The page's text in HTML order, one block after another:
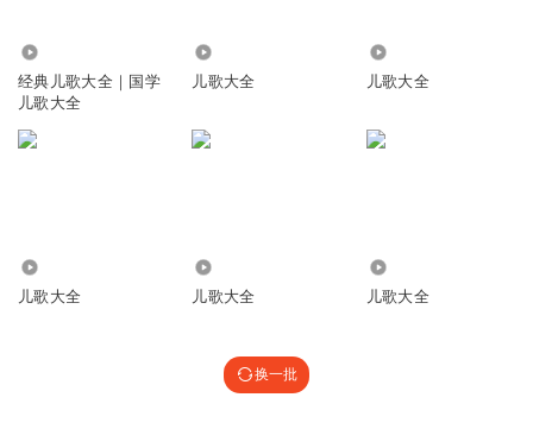
经典儿歌大全｜国学
儿歌大全
儿歌大全 儿歌大全
儿歌大全 儿歌大全 儿歌大全
换一批